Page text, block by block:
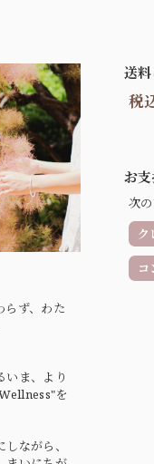
らず、わた
いま、より
を
ながら、
送
税
お
次
ク